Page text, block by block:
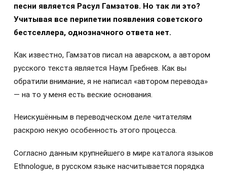
песни является Расул Гамзатов. Но так ли это?
Учитывая все перипетии появления советского
бестселлера, однозначного ответа нет.
Как известно, Гамзатов писал на аварском, а автором
русского текста является Наум Гребнев. Как вы
обратили внимание, я не написал «автором перевода»
— на то у меня есть веские основания.
Неискушённым в переводческом деле читателям
раскрою некую особенность этого процесса.
Согласно данным крупнейшего в мире каталога языков
Ethnologue, в русском языке насчитывается порядка